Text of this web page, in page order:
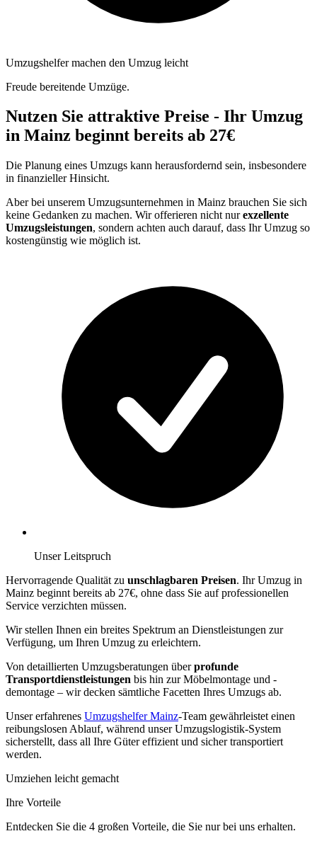
Umzugshelfer machen den Umzug leicht
Freude bereitende Umzüge.
Nutzen Sie attraktive Preise - Ihr Umzug
in Mainz beginnt bereits ab 27€
Die Planung eines Umzugs kann herausfordernd sein, insbesondere
in finanzieller Hinsicht.
Aber bei unserem Umzugsunternehmen in Mainz brauchen Sie sich
keine Gedanken zu machen. Wir offerieren nicht nurexzellente
Umzugsleistungen, sondern achten auch darauf, dass Ihr Umzug so
kostengünstig wie möglich ist.
Unser Leitspruch
Hervorragende Qualität zu unschlagbaren Preisen. Ihr Umzug in
Mainz beginnt bereits ab 27€, ohne dass Sie auf professionellen
Service verzichten müssen.
Wir stellen Ihnen ein breites Spektrum an Dienstleistungen zur
Verfügung, um Ihren Umzug zu erleichtern.
Von detaillierten Umzugsberatungen überprofunde
Transportdienstleistungen bis hin zur Möbelmontage und -
demontage – wir decken sämtliche Facetten Ihres Umzugs ab.
Unser erfahrenes Umzugshelfer Mainz-Team gewährleistet einen
reibungslosen Ablauf, während unser Umzugslogistik-System
sicherstellt, dass all Ihre Güter effizient und sicher transportiert
werden.
Umziehen leicht gemacht
Ihre Vorteile
Entdecken Sie die 4 großen Vorteile, die Sie nur bei uns erhalten.